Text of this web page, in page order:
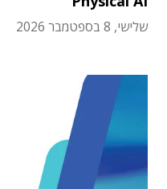
שלישי, 8 בספטמבר 2026